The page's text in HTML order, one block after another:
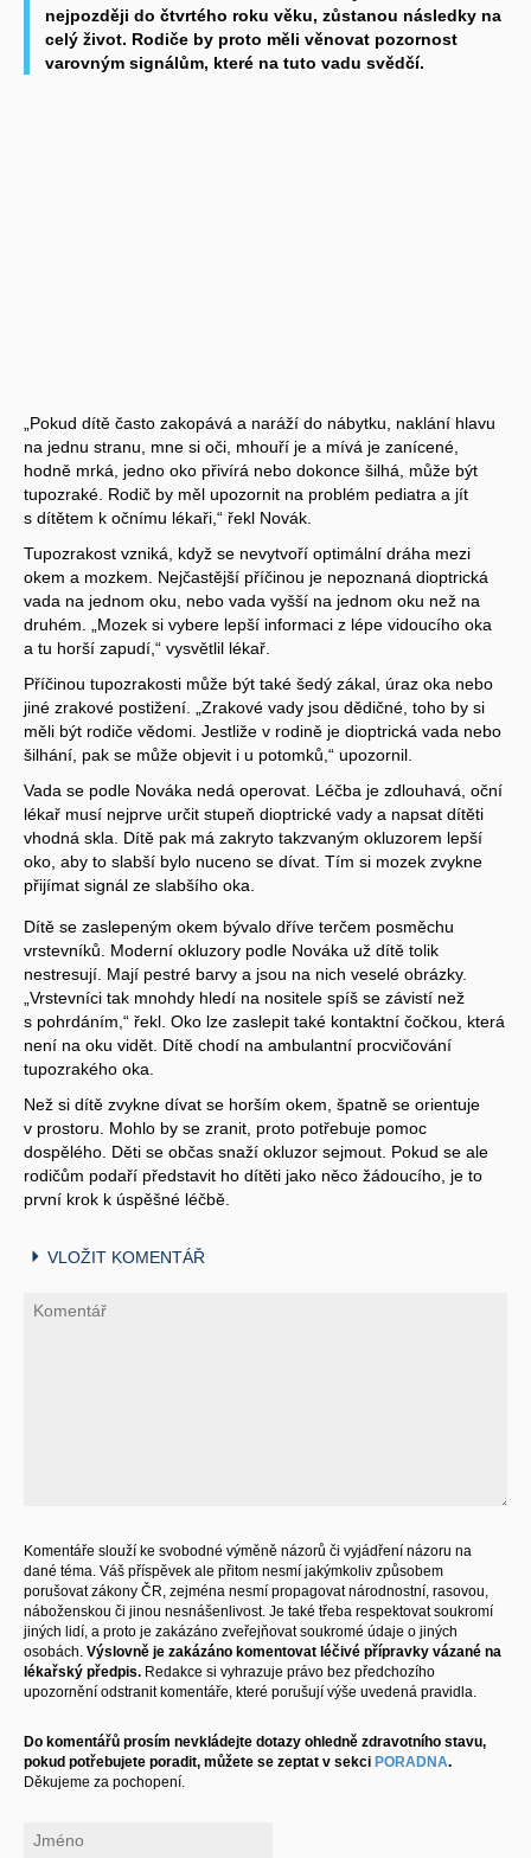
nejpozději do čtvrtého roku věku, zůstanou následky na
celý život. Rodiče by proto měli věnovat pozornost
varovným signálům, které na tuto vadu svědčí.
„Pokud dítě často zakopává a naráží do nábytku, naklání hlavu
na jednu stranu, mne si oči, mhouří je a mívá je zanícené,
hodně mrká, jedno oko přivírá nebo dokonce šilhá, může být
tupozraké. Rodič by měl upozornit na problém pediatra a jít
s dítětem k očnímu lékaři,“ řekl Novák.
Tupozrakost vzniká, když se nevytvoří optimální dráha mezi
okem a mozkem. Nejčastější příčinou je nepoznaná dioptrická
vada na jednom oku, nebo vada vyšší na jednom oku než na
druhém. „Mozek si vybere lepší informaci z lépe vidoucího oka
a tu horší zapudí,“ vysvětlil lékař.
Příčinou tupozrakosti může být také šedý zákal, úraz oka nebo
jiné zrakové postižení. „Zrakové vady jsou dědičné, toho by si
měli být rodiče vědomi. Jestliže v rodině je dioptrická vada nebo
šilhání, pak se může objevit i u potomků,“ upozornil.
Vada se podle Nováka nedá operovat. Léčba je zdlouhavá, oční
lékař musí nejprve určit stupeň dioptrické vady a napsat dítěti
vhodná skla. Dítě pak má zakryto takzvaným okluzorem lepší
oko, aby to slabší bylo nuceno se dívat. Tím si mozek zvykne
přijímat signál ze slabšího oka.
Dítě se zaslepeným okem bývalo dříve terčem posměchu
vrstevníků. Moderní okluzory podle Nováka už dítě tolik
nestresují. Mají pestré barvy a jsou na nich veselé obrázky.
„Vrstevníci tak mnohdy hledí na nositele spíš se závistí než
s pohrdáním,“ řekl. Oko lze zaslepit také kontaktní čočkou, která
není na oku vidět. Dítě chodí na ambulantní procvičování
tupozrakého oka.
Než si dítě zvykne dívat se horším okem, špatně se orientuje
v prostoru. Mohlo by se zranit, proto potřebuje pomoc
dospělého. Děti se občas snaží okluzor sejmout. Pokud se ale
rodičům podaří představit ho dítěti jako něco žádoucího, je to
první krok k úspěšné léčbě.
VLOŽIT KOMENTÁŘ
Komentáře slouží ke svobodné výměně názorů či vyjádření názoru na
dané téma. Váš příspěvek ale přitom nesmí jakýmkoliv způsobem
porušovat zákony ČR, zejména nesmí propagovat národnostní, rasovou,
náboženskou či jinou nesnášenlivost. Je také třeba respektovat soukromí
jiných lidí, a proto je zakázáno zveřejňovat soukromé údaje o jiných
osobách. Výslovně je zakázáno komentovat léčivé přípravky vázané na
lékařský předpis. Redakce si vyhrazuje právo bez předchozího
upozornění odstranit komentáře, které porušují výše uvedená pravidla.
Do komentářů prosím nevkládejte dotazy ohledně zdravotního stavu,
pokud potřebujete poradit, můžete se zeptat v sekci PORADNA.
Děkujeme za pochopení.